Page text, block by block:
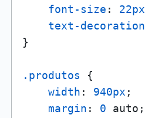
font-size : 22px
text-decoration
}
.produtos {
width : 940px ;
margin : 0 auto;